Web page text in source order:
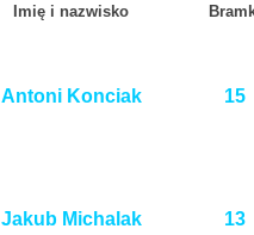
Imię i nazwisko
Antoni Konciak 15
Jakub Michalak 13